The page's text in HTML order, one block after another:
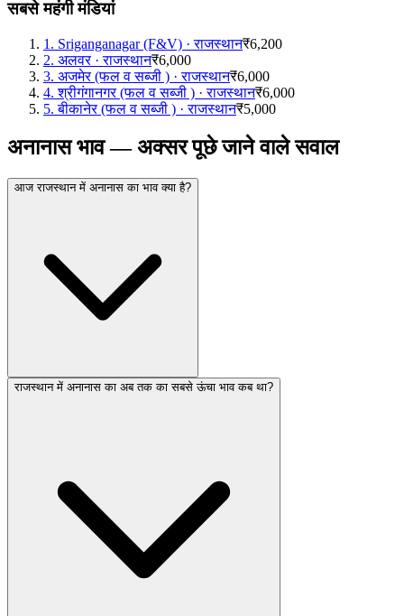
सबसे महंगी मंडियां
1 . Sriganganagar (F&V) ·राजस्थान₹6,200
2. अलवर·राजस्थान₹6,000
3. अजमेर (फल व सब्जी ) ·राजस्थान₹6,000
4.श्रीगंगानगर (फल व सब्जी ) ·राजस्थान₹6,000
5.बीकानेर (फल व सब्जी ) ·राजस्थान₹5,000
अनानास भाव — अक्सर पूछे जाने वाले सवाल
आज राजस्थान में अनानास का भाव क्या है?
राजस्थान में अनानास का अब तक का सबसे ऊंचा भाव कब था?